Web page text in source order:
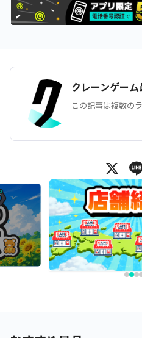
クレーンゲー
この記事は複数の
X